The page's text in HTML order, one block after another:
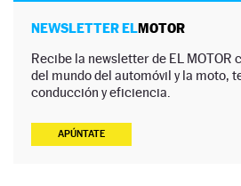
NEWSLETTER ELMOTOR
Recibe la newsletter de EL MOTOR
del mundo del automóvil y la moto,
conducción y eficiencia.
APÚNTATE